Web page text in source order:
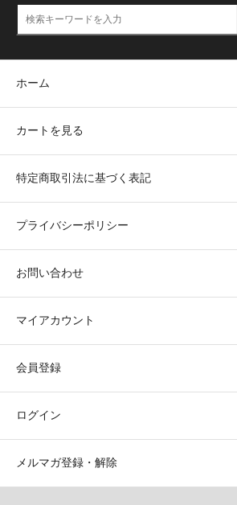
ホーム
カートを見る
特定商取引法に基づく表記
プライバシーポリシー
お問い合わせ
マイアカウント
会員登録
ログイン
メルマガ登録・解除